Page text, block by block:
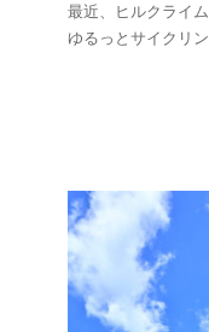
最近、ヒルクライ
ゆるっとサイクリン